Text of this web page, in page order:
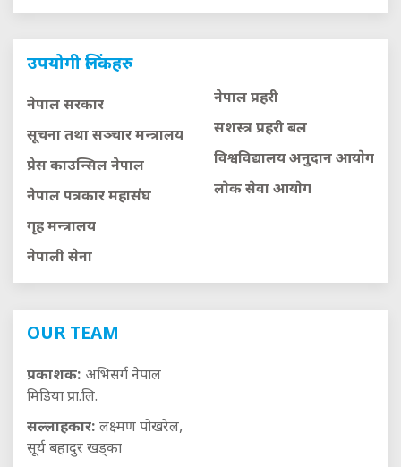
उपयोगी लिंकहरु
नेपाल सरकार
सूचना तथा सञ्चार मन्त्रालय
प्रेस काउन्सिल नेपाल
नेपाल पत्रकार महासंघ
गृह मन्त्रालय
नेपाली सेना
नेपाल प्रहरी
सशस्त्र प्रहरी बल
विश्वविद्यालय अनुदान आयाेग
लाेक सेवा आयाेग
OUR TEAM
प्रकाशक: अभिसर्ग नेपाल
मिडिया प्रा.लि.
सल्लाहकार: लक्ष्मण पोखरेल,
सूर्य बहादुर खड्का